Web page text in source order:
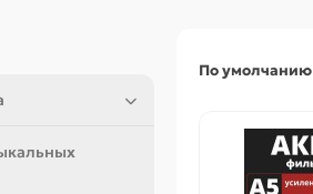
По умолчанию